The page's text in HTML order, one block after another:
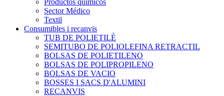
Productos químicos
Sector Médico
Textil
Consumibles i recanvis
TUB DE POLIETILÈ
SEMITUBO DE POLIOLEFINA RETRACTIL
BOLSAS DE POLIETILENO
BOLSAS DE POLIPROPILENO
BOLSAS DE VACIO
BOSSES I SACS D'ALUMINI
RECANVIS